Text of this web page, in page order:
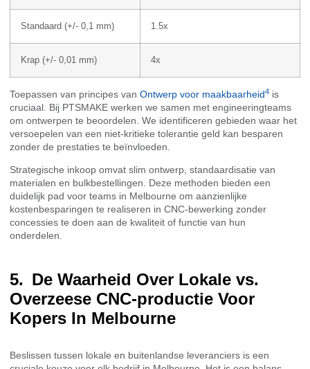
Standaard (+/- 0,1 mm) 1.5x
Krap (+/- 0,01 mm) 4x
Toepassen van principes van Ontwerp voor maakbaarheid4 is
cruciaal. Bij PTSMAKE werken we samen met engineeringteams
om ontwerpen te beoordelen. We identificeren gebieden waar het
versoepelen van een niet-kritieke tolerantie geld kan besparen
zonder de prestaties te beïnvloeden.
Strategische inkoop omvat slim ontwerp, standaardisatie van
materialen en bulkbestellingen. Deze methoden bieden een
duidelijk pad voor teams in Melbourne om aanzienlijke
kostenbesparingen te realiseren in CNC-bewerking zonder
concessies te doen aan de kwaliteit of functie van hun
onderdelen.
De Waarheid Over Lokale vs.
Overzeese CNC-productie Voor
Kopers In Melbourne
Beslissen tussen lokale en buitenlandse leveranciers is een